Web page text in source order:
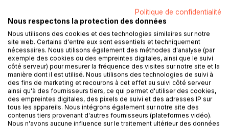
AJOUTER AU PANIER
Ajouter à ma liste d'envies
Laisser un avis
Politique de confidentialité
Nous respectons la protection des données
Nous utilisons des cookies et des technologies similaires sur notre
site web. Certains d'entre eux sont essentiels et techniquement
nécessaires. Nous utilisons également des méthodes d'analyse (par
exemple des cookies ou des empreintes digitales, ainsi que le suivi
côté serveur) pour mesurer la fréquence des visites sur notre site et la
manière dont il est utilisé. Nous utilisons des technologies de suivi à
des fins de marketing et recourons à cet effet au suivi côté serveur
ainsi qu'à des fournisseurs tiers, ce qui permet d'utiliser des cookies,
des empreintes digitales, des pixels de suivi et des adresses IP sur
tous les appareils. Nous intégrons également sur notre site des
contenus tiers provenant d'autres fournisseurs (plateformes vidéo).
Nous n'avons aucune influence sur le traitement ultérieur des données